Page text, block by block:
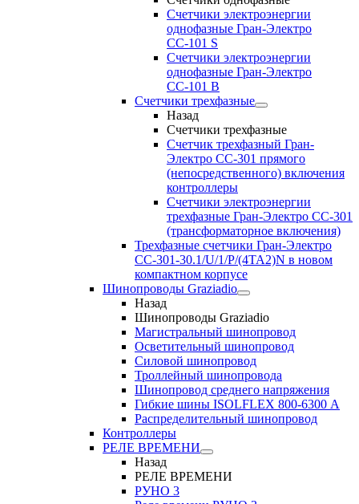
Счетчики электроэнергии
однофазные Гран-Электро
СС-101 S
Счетчики электроэнергии
однофазные Гран-Электро
СС-101 B
Счетчики трехфазные
Назад
Счетчики трехфазные
Счетчик трехфазный Гран-
Электро CC-301 прямого
(непосредственного) включения
контроллеры
Счетчики электроэнергии
трехфазные Гран-Электро CC-301
(трансформаторное включения)
Трехфазные счетчики Гран-Электро
СС-301-30.1/U/1/P/(4TA2)N в новом
компактном корпусе
Шинопроводы Graziadio
Назад
Шинопроводы Graziadio
Магистральный шинопровод
Осветительный шинопровод
Силовой шинопровод
Троллейный шинопровода
Шинопровод среднего напряжения
Гибкие шины ISOLFLEX 800-6300 А
Распределительный шинопровод
Контроллеры
РЕЛЕ ВРЕМЕНИ
Назад
РЕЛЕ ВРЕМЕНИ
РУНО 3